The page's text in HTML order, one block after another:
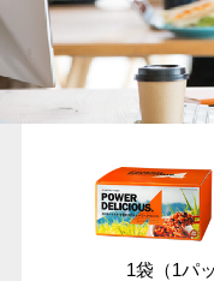
1袋（1パ